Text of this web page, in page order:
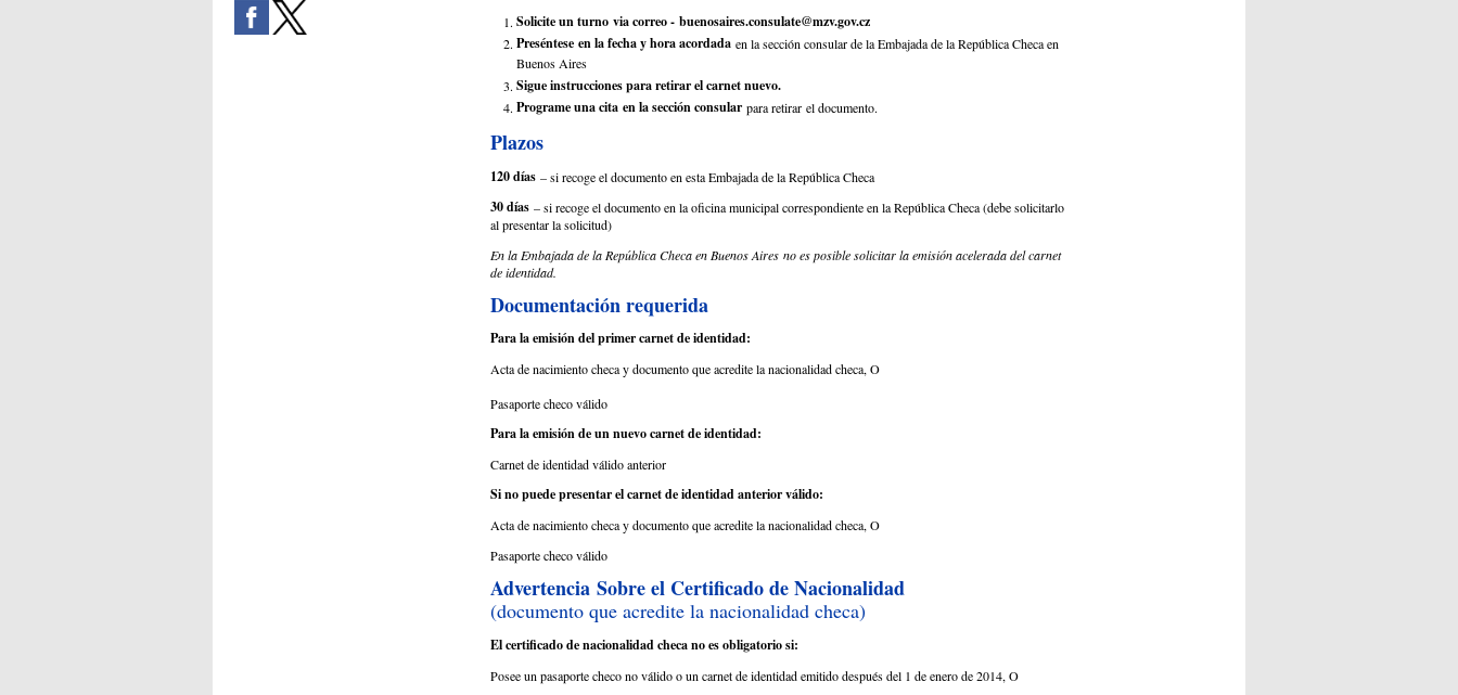
Solicite un turno via correo - buenosaires.consulate@mzv.gov.cz
Preséntese en la fecha y hora acordada en la sección consular de la Embajada de la República Checa en
Buenos Aires
Sigue instrucciones para retirar el carnet nuevo.
Programe una cita en la sección consular para retirar el documento.
Plazos
120 días – si recoge el documento en esta Embajada de la República Checa
30 días – si recoge el documento en la oficina municipal correspondiente en la República Checa (debe solicitarlo
al presentar la solicitud)
En la Embajada de la República Checa en Buenos Aires no es posible solicitar la emisión acelerada del carnet
de identidad.
Documentación requerida
Para la emisión del primer carnet de identidad:
Acta de nacimiento checa y documento que acredite la nacionalidad checa, O
​Pasaporte checo válido
Para la emisión de un nuevo carnet de identidad:
Carnet de identidad válido anterior
Si no puede presentar el carnet de identidad anterior válido:
Acta de nacimiento checa y documento que acredite la nacionalidad checa, O
Pasaporte checo válido
Advertencia Sobre el Certificado de Nacionalidad
(documento que acredite la nacionalidad checa)
El certificado de nacionalidad checa no es obligatorio si:
Posee un pasaporte checo no válido o un carnet de identidad emitido después del 1 de enero de 2014, O